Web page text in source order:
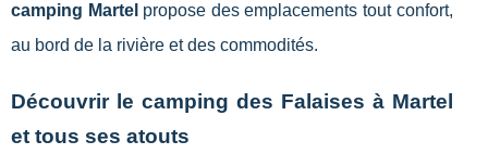
camping Martel propose des emplacements tout confort,
au bord de la rivière et des commodités.
Découvrir le camping des Falaises à Martel
et tous ses atouts